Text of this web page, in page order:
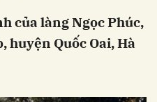
của làng Ngọc Phúc,
huyện Quốc Oai, Hà